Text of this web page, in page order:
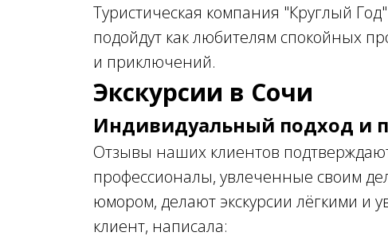
Туристическая компания "Круглый
подойдут как любителям спокойных
и приключений.
Экскурсии в Сочи
Индивидуальный подход и
Отзывы наших клиентов
профессионалы, увлеченные своим
юмором, делают экскурсии лёгкими и
клиент, написала: